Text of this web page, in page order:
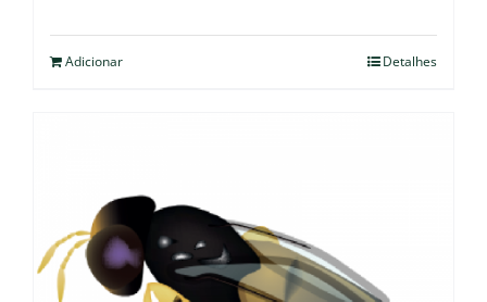
Adicionar Detalhes